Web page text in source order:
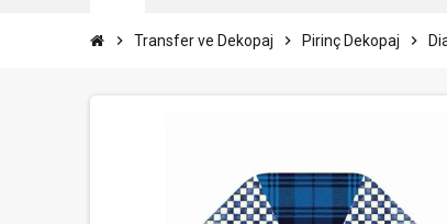
chevron_right Transfer ve Dekopaj chevron_right Pirinç Dekopaj chevron_right